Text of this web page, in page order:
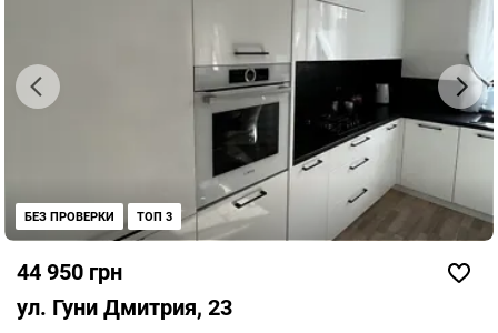
44 950 грн
ул. Гуни Дмитрия, 23
БЕЗ ПРОВЕРКИ ТОП 3